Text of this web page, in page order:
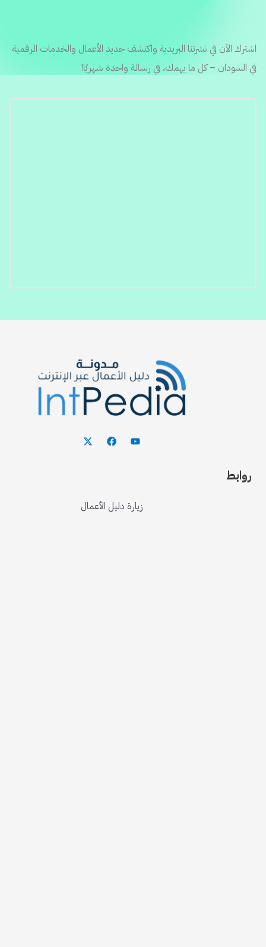
اشترك الآن في نشرتنا البريدية واكتشف جديد الأعمال والخدمات الرقمية
في السودان – كل ما يهمك، في رسالة واحدة شهريًا!
روابط
زيارة دليل الأعمال